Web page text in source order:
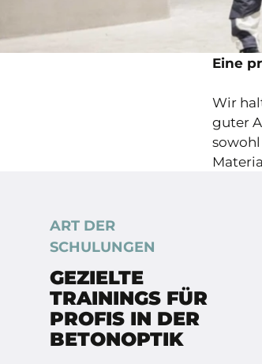
Eine
Wir
guter
ART DER
SCHULUNGEN
GEZIELTE
TRAININGS FÜR
PROFIS IN DER
BETONOPTIK